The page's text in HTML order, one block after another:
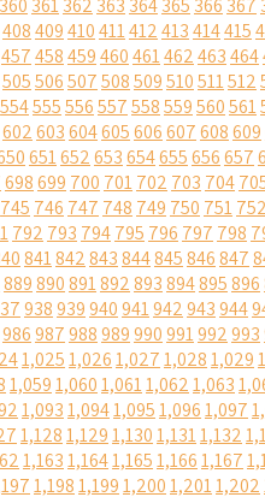
360 361362 363 364365 366 367
408409410411412413414415
457458459460461462463464
505506507508509510511512
554555556557558559560561
602603604605606607608609
651652653654655656657
698699 700 701702 703 704
745 746 747 748 749 750 751752
792 793 794795 796 797 798
841842843844845846847
889890891892893894895896
938939940941942943944
986987988989990991992993
1,0251,0261,0271,0281,029
1,0591,0601,0611,0621,063
1,0931,0941,0951,0961,097
1,1281,1291,1301,1311,132
1,1631,1641,1651,1661,167
1,1981,1991,2001,2011,202